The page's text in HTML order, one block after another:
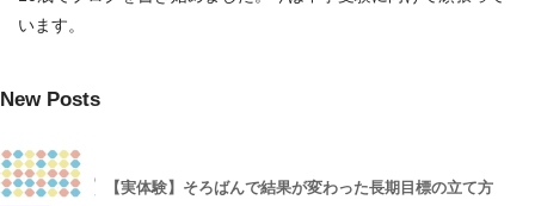
います。
New Posts
【実体験】そろばんで結果が変わった長期目標の立て方